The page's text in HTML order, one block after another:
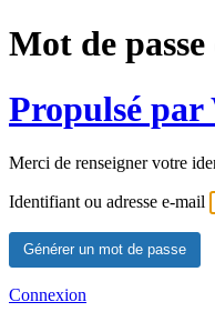
Mot de
Propulsé par
Merci de renseigner votre
Identifiant ou adresse e-mail
Connexion